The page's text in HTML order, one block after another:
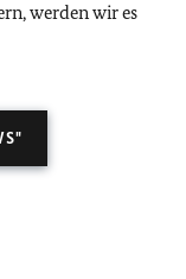
werden wir es